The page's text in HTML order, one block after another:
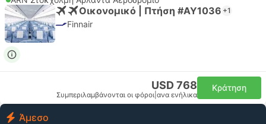
Οικονομικό | Πτήση #AY1036 +1
Finnair
USD 768
Συμπεριλαμβάνονται οι φόροι ανα ενήλικα
Κράτηση
Άμεσο